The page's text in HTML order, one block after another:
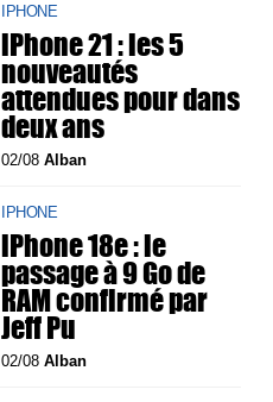
IPHONE
iPhone 21 : les 5
nouveautés
attendues pour dans
deux ans
02/08Alban
IPHONE
iPhone 18e : le
passage à 9 Go de
RAM confirmé par
Jeff Pu
02/08Alban